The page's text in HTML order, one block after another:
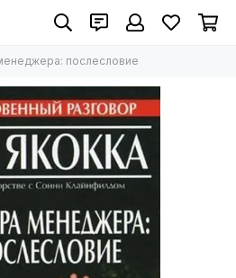
послесловие